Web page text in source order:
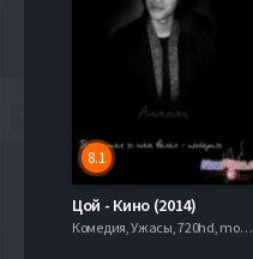
8.1
Цой - Кино (2014)
Комедия, Ужасы, 720hd, mobilen, , Слайдер